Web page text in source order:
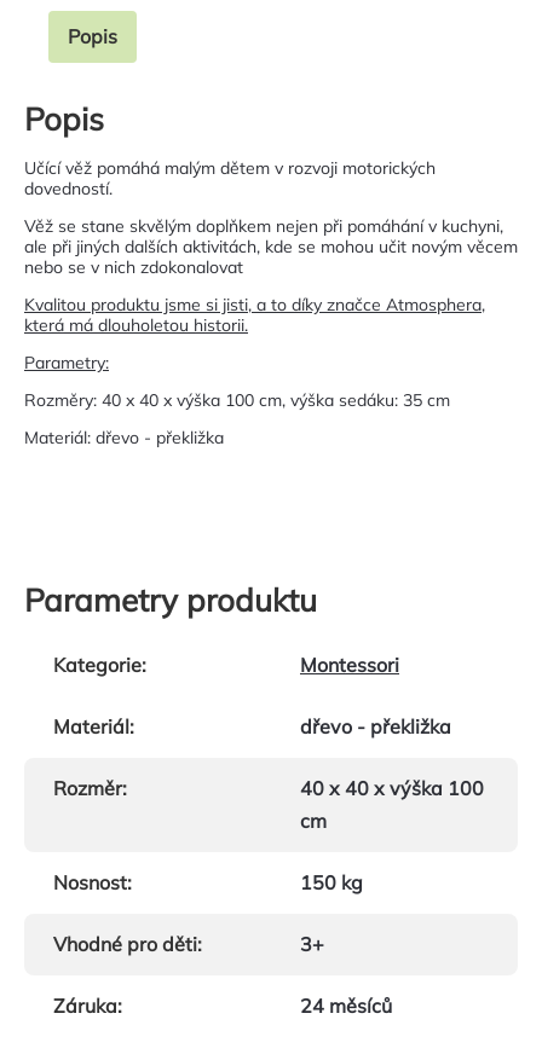
Popis
Popis
Učící věž pomáhá malým dětem v rozvoji motorických
dovedností.
Věž se stane skvělým doplňkem nejen při pomáhání v kuchyni,
ale při jiných dalších aktivitách, kde se mohou učit novým věcem
nebo se v nich zdokonalovat
Kvalitou produktu jsme si jisti, a to díky značce Atmosphera,
která má dlouholetou historii.
Parametry:
Rozměry: 40 x 40 x výška 100 cm, výška sedáku: 35 cm
Materiál: dřevo - překližka
Parametry produktu
Kategorie: Montessori
Materiál: dřevo - překližka
Rozměr:
40 x 40 x výška 100
cm
Nosnost: 150 kg
Vhodné pro děti: 3+
Záruka: 24 měsíců